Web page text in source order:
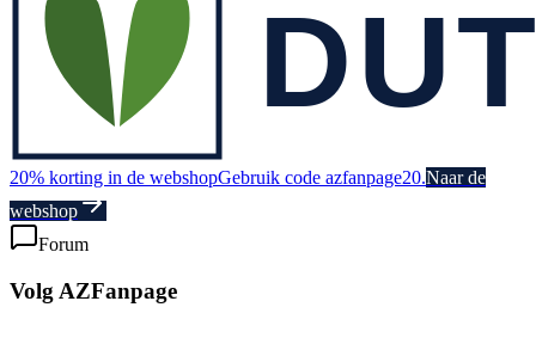
20% korting in de webshopGebruik code azfanpage20.Naar de
webshop
Forum
Volg AZFanpage